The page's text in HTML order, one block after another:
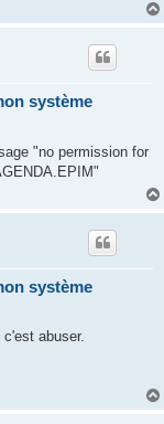
système
"no permission for
système
abuser.